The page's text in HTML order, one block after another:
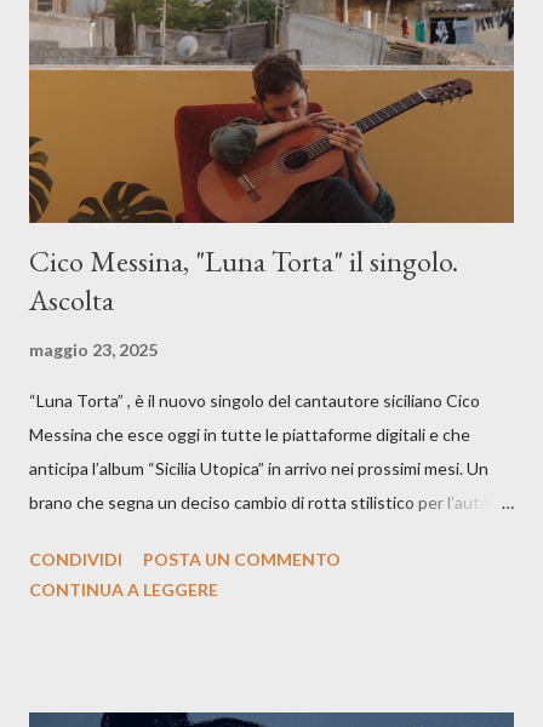
Cico Messina, "Luna Torta" il singolo.
Ascolta
maggio 23, 2025
“Luna Torta” , è il nuovo singolo del cantautore siciliano Cico
Messina che esce oggi in tutte le piattaforme digitali e che
anticipa l’album “Sicilia Utopica” in arrivo nei prossimi mesi. Un
brano che segna un deciso cambio di rotta stilistico per l’autore
testo ibrido tra italiano e siciliano, e un’urgenza espressiva che
CONDIVIDI
POSTA UN COMMENTO
CONTINUA A LEGGERE